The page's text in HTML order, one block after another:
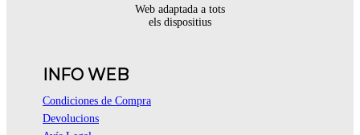
Web adaptada a tots
els dispositius
INFO WEB
Condiciones de Compra
Devolucions